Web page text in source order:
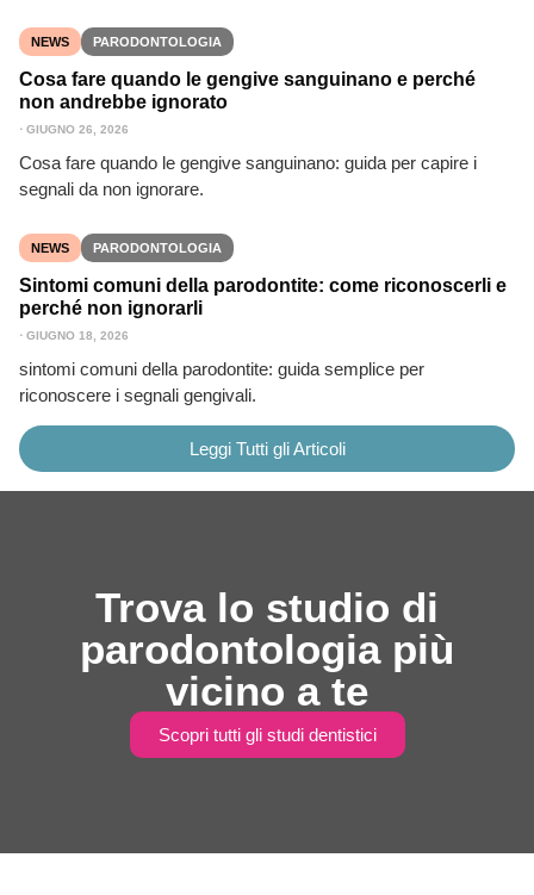
NEWS PARODONTOLOGIA
Cosa fare quando le gengive sanguinano e perché
non andrebbe ignorato
⋅ GIUGNO 26, 2026
Cosa fare quando le gengive sanguinano: guida per capire i
segnali da non ignorare.
NEWS PARODONTOLOGIA
Sintomi comuni della parodontite: come riconoscerli e
perché non ignorarli
⋅ GIUGNO 18, 2026
sintomi comuni della parodontite: guida semplice per
riconoscere i segnali gengivali.
Leggi Tutti gli Articoli
Trova lo studio di
parodontologia più
vicino a te
Scopri tutti gli studi dentistici